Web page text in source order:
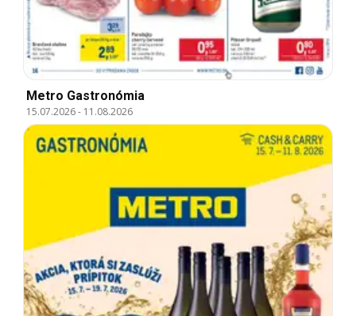
Metro Gastronómia
15.07.2026- 11.08.2026